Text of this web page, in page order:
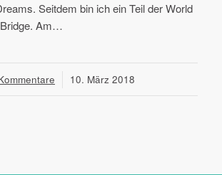
Seitdem bin ich ein Teil der World
Am…
/ 10. März 2018